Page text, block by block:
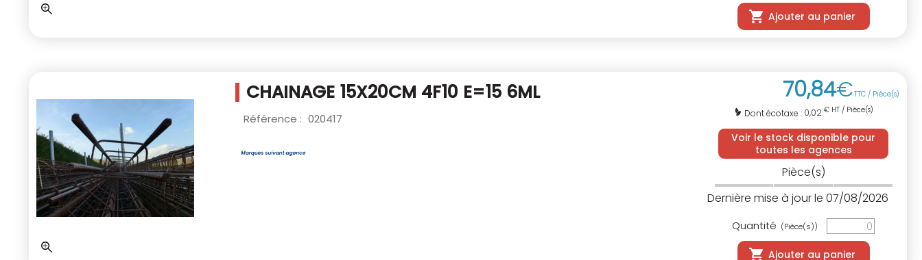
Ajouter au panier
CHAINAGE 15X20CM 4F10 E=15 6ML
Référence : 020417
70,84€TTC / Pièce(s)
Dont écotaxe : 0,02 € HT / Pièce(s)
Voir le stock disponible pour
toutes les agences
Pièce(s)
Dernière mise à jour le 07/08/2026
Quantité (Pièce(s))
Ajouter au panier